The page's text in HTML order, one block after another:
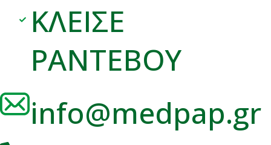
ΚΛΕΙΣΕ
ΡΑΝΤΕΒΟΥ
info@medpap.gr